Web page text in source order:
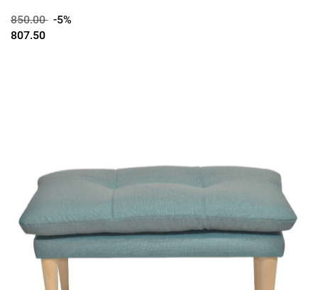
850.00 -5%
807.50